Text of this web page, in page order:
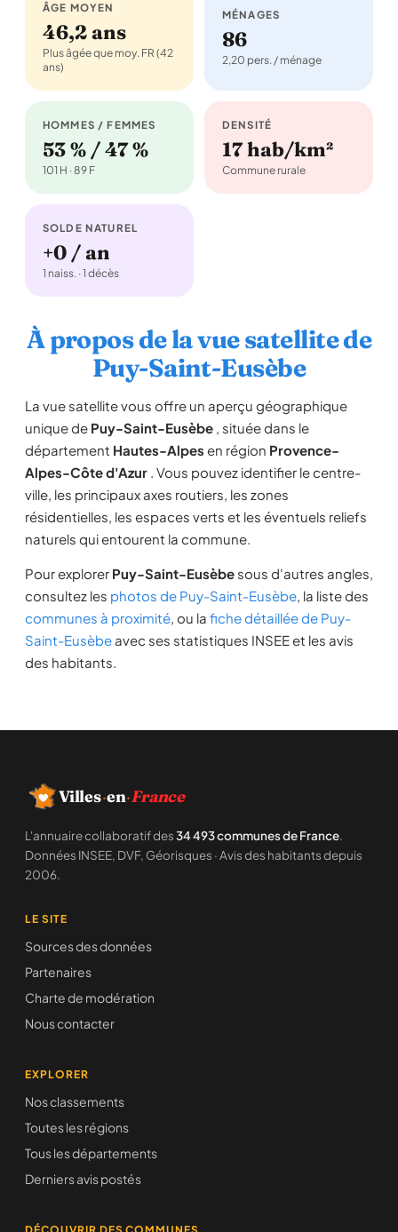
ÂGE MOYEN
46,2 ans
Plus âgée que moy. FR (42
ans)
MÉNAGES
86
2,20 pers. / ménage
HOMMES / FEMMES
53 % / 47 %
101 H · 89 F
DENSITÉ
17 hab/km²
Commune rurale
SOLDE NATUREL
+0 / an
1 naiss. · 1 décès
À propos de la vue satellite de
Puy-Saint-Eusèbe
La vue satellite vous offre un aperçu géographique
unique de Puy-Saint-Eusèbe , située dans le
département Hautes-Alpes en région Provence-
Alpes-Côte d'Azur . Vous pouvez identifier le centre-
ville, les principaux axes routiers, les zones
résidentielles, les espaces verts et les éventuels reliefs
naturels qui entourent la commune.
Pour explorer Puy-Saint-Eusèbe sous d'autres angles,
consultez les photos de Puy-Saint-Eusèbe, la liste des
communes à proximité, ou la fiche détaillée de Puy-
Saint-Eusèbe avec ses statistiques INSEE et les avis
des habitants.
Villes·en·France
L'annuaire collaboratif des34 493 communes de France.
Données INSEE, DVF, Géorisques · Avis des habitants depuis
2006.
LE SITE
Sources des données
Partenaires
Charte de modération
Nous contacter
EXPLORER
Nos classements
Toutes les régions
Tous les départements
Derniers avis postés